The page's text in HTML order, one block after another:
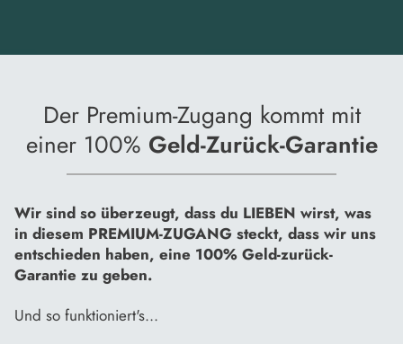
Der Premium-Zugang kommt mit
einer 100% Geld-Zurück-Garantie
Wir sind so überzeugt, dass du LIEBEN wirst, was
in diesem PREMIUM-ZUGANG steckt, dass wir uns
entschieden haben, eine 100% Geld-zurück-
Garantie zu geben.
Und so funktioniert's...